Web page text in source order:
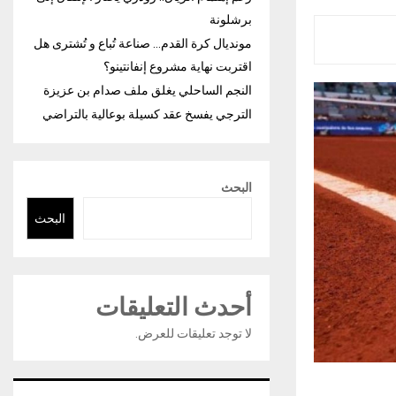
برشلونة
مونديال كرة القدم… صناعة تُباع و تُشترى هل
اقتربت نهاية مشروع إنفانتينو؟
النجم الساحلي يغلق ملف صدام بن عزيزة
الترجي يفسخ عقد كسيلة بوعالية بالتراضي
البحث
البحث
أحدث التعليقات
لا توجد تعليقات للعرض.